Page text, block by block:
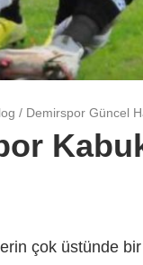
/ Demirspor Güncel
çok üstünde